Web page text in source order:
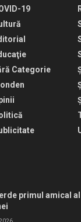
19
Categorie
primul amical